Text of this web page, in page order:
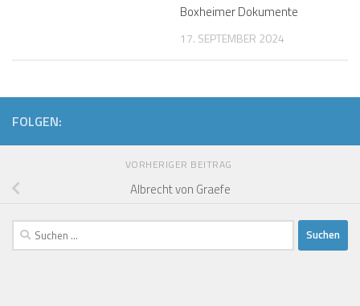
Boxheimer Dokumente
17. SEPTEMBER 2024
FOLGEN:
VORHERIGER BEITRAG
Albrecht von Graefe
Suchen
nach: